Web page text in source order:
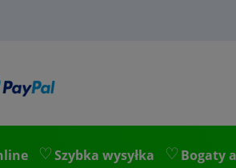
Szybka wysyłka Bogaty